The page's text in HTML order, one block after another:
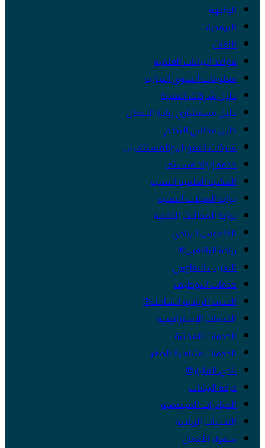
الواجهة
البرمجيات
اللغات
قواعد البيانات العلمية
معلومات السوق التجارية
دليل شركات التقنية
دليل مستشاري ريادة الأعمال
دليل محللي النظم
شركات التمويل والمستثمرين
خدمة إيجاد مستثمر
المكتبة العلمية التقنية
بوابة المجلات التقنية
بوابة المقالات التقنية
القاموس الريادي
ريادة اليافعين®
التدريب التعاوني
خدمات التوظيف
الخدمة الريادية الشاملة®
الخدمات الإستراتيجية
الخدمات المفتتة
الخدمات متناهية الصغر
نادي المليار®
غرفة البيانات
المبادرات المجتمعية
التحديات الريادية
سفراء الأعمال